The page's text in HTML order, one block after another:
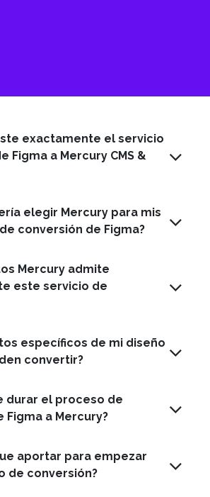
exactamente el servicio
Figma a Mercury CMS &
elegir Mercury para mis
conversión de Figma?
Mercury admite
este servicio de
específicos de mi diseño
convertir?
durar el proceso de
Figma a Mercury?
aportar para empezar
de conversión?